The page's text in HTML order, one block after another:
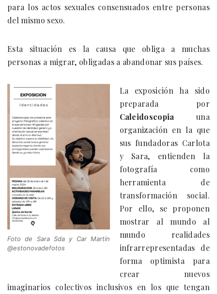
para los actos sexuales consensuados entre personas
del mismo sexo.
Esta situación es la causa que obliga a muchas
personas a migrar, obligadas a abandonar sus países.
Foto de Sara Sda y Car Martín
@estonovadefotos
La exposición ha sido
preparada por
Caleidoscopiauna
organización en la que
sus fundadoras Carlota
y Sara, entienden la
fotografía como
herramienta de
transformación social.
Por ello, se proponen
mostrar al mundo al
mundo realidades
infrarrepresentadas de
forma optimista para
crear nuevos
imaginarios colectivos inclusivos en los que tengan